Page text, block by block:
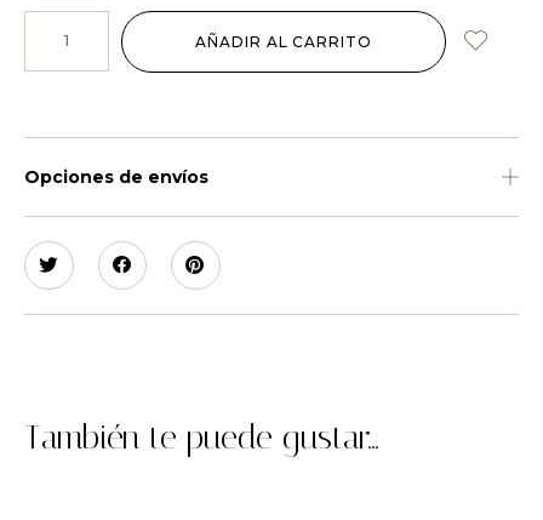
AÑADIR AL CARRITO
Opciones de envíos
También te puede gustar...